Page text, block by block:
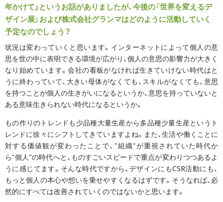
年かけて」というお話がありましたが、今後の『世界を変えるデ
ザイン展』および株式会社グランマはどのように活動していく
予定なのでしょう？
状況は変わっていくと思います。インターネットによって個人の意
思を世の中に表明できる環境が広がり、個人の意思の影響力が大きく
なり始めています。会社の看板がなければ生きていけない時代はと
うに終わっていて、大きい母体がなくても、スキルがなくても、意思
を持つことが個人の生きがいになるというか、意思を持っていないと
ある意味生きられない時代になるというか。
もの作りのトレンドも少品種大量生産から多品種少量生産というト
レンドに徐々にシフトしてきていますよね。また、生活や働くことに
対する価値観が変わったことで、"組織"が重視されていた時代か
ら"個人"の時代へと、ものすごいスピードで重点が変わりつつあるよ
うに感じてます。そんな時代ですから、デザインにもCSR活動にも、
もっと個人の本心や想いを乗せやすくなるはずです。そうなれば、必
然的にすべては改善されていくのではないかと思います。